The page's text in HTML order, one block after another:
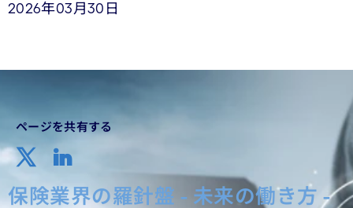
2026年03月30日
ページを共有する
保険業界の羅針盤 - 未来の働き方 -